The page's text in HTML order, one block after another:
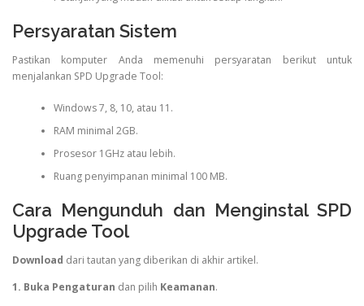
Persyaratan Sistem
Pastikan komputer Anda memenuhi persyaratan berikut untuk
menjalankan SPD Upgrade Tool:
Windows 7, 8, 10, atau 11.
RAM minimal 2GB.
Prosesor 1GHz atau lebih.
Ruang penyimpanan minimal 100 MB.
Cara Mengunduh dan Menginstal SPD
Upgrade Tool
Download dari tautan yang diberikan di akhir artikel.
1. Buka Pengaturan dan pilih Keamanan.